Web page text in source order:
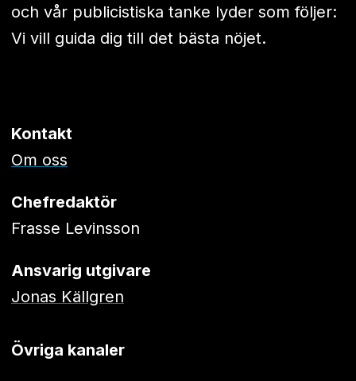
och vår publicistiska tanke lyder som följer:
Vi vill guida dig till det bästa nöjet.
Kontakt
Om oss
Chefredaktör
Frasse Levinsson
Ansvarig utgivare
Jonas Källgren
Övriga kanaler